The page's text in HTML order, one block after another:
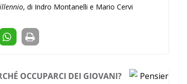
, di Indro Montanelli e Mario Cervi
OCCUPARCI DEI GIOVANI?